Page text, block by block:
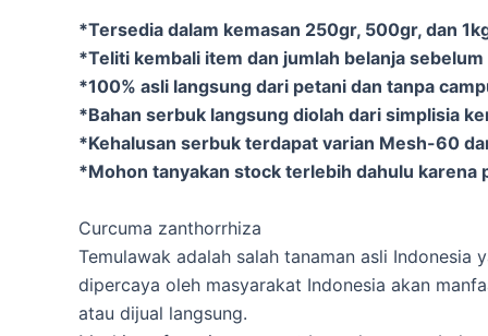
*Tersedia dalam kemasan 250gr, 500gr, dan
*Teliti kembali item dan jumlah belanja
*100% asli langsung dari petani dan tanpa
*Bahan serbuk langsung diolah dari simplisia
*Kehalusan serbuk terdapat varian Mesh-60
*Mohon tanyakan stock terlebih dahulu karena
Curcuma zanthorrhiza
Temulawak adalah salah tanaman asli
dipercaya oleh masyarakat Indonesia akan
atau dijual langsung.